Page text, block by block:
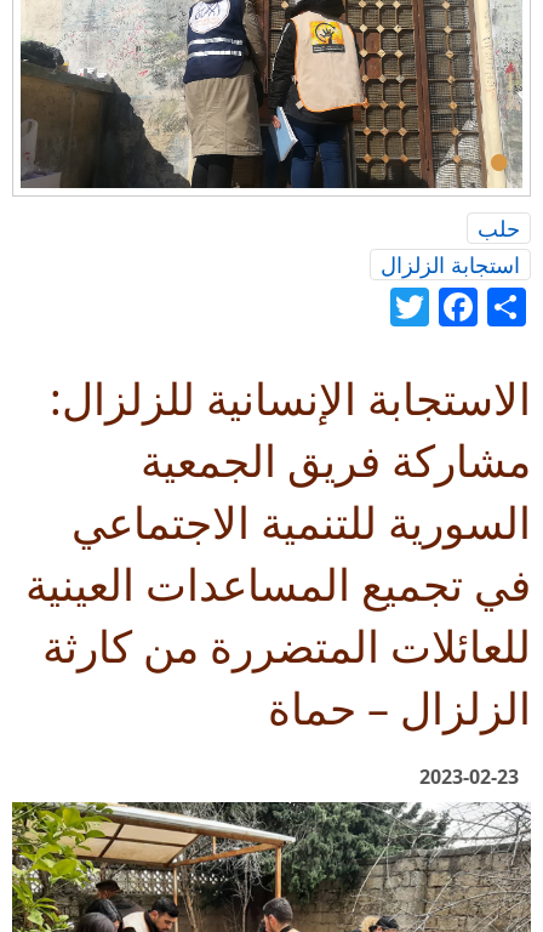
•
حلب
استجابة الزلزال
Share
Facebook
الاستجابة الإنسانية للزلزال:
مشاركة فريق الجمعية
السورية للتنمية الاجتماعي
في تجميع المساعدات العينية
للعائلات المتضررة من كارثة
الزلزال – حماة
2023-02-23